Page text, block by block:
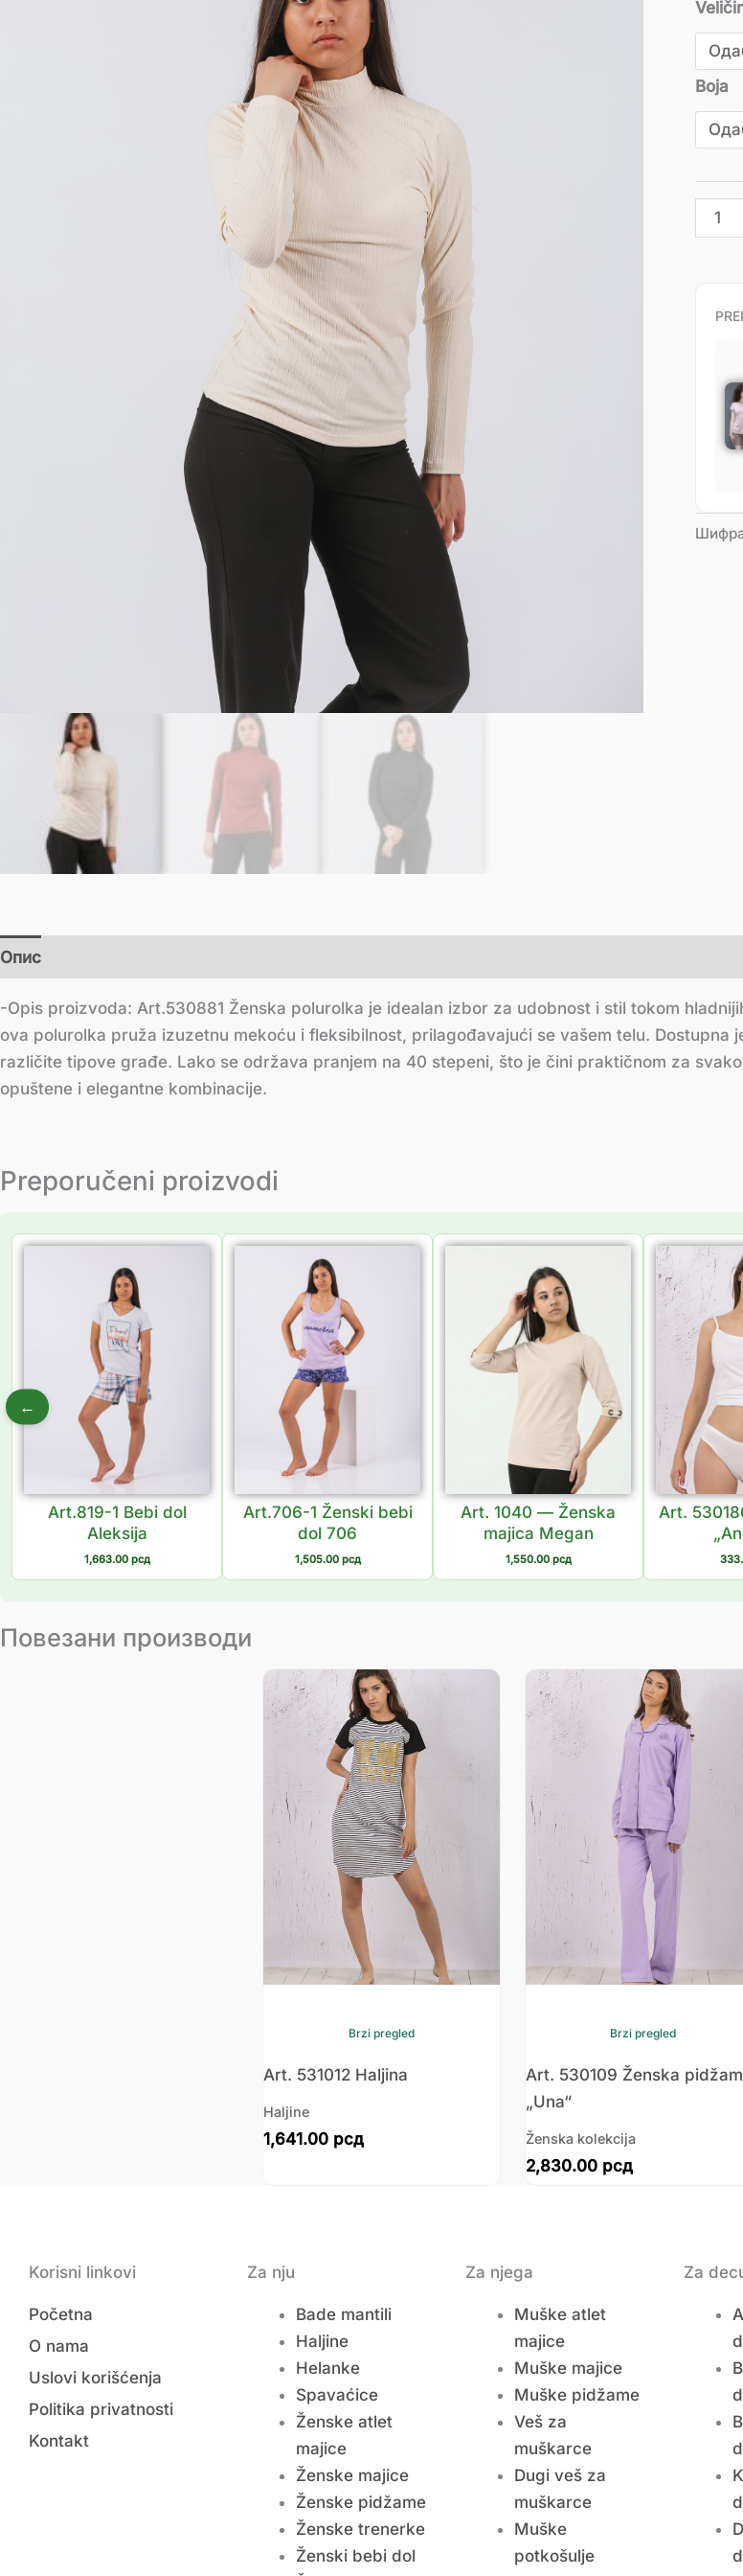
Boja
Опис
-Opis proizvoda: Art.530881 Ženska polurolka je idealan izbor za udobnost i stil tokom
ova polurolka pruža izuzetnu mekoću i fleksibilnost, prilagođavajući se vašem telu. Dostupna
različite tipove građe. Lako se održava pranjem na 40 stepeni, što je čini praktičnom za
opuštene i elegantne kombinacije.
Preporučeni proizvodi
←
Art.819-1 Bebi dol
Aleksija
1,663.00 рсд
Art.706-1 Ženski bebi
dol 706
1,505.00 рсд
Art. 1040 — Ženska
majica Megan
1,550.00 рсд
Art.
Повезани производи
Brzi pregled
Art. 531012 Haljina
Haljine
1,641.00 рсд
Brzi pregled
Art. 530109 Ženska
„Una“
Ženska kolekcija
2,830.00 рсд
Korisni linkovi
Početna
O nama
Uslovi korišćenja
Politika privatnosti
Kontakt
Za nju
Bade mantili
Haljine
Helanke
Spavaćice
Ženske atlet
majice
Ženske majice
Ženske pidžame
Ženske trenerke
Ženski bebi dol
Za njega
Muške atlet
majice
Muške majice
Muške pidžame
Veš za
muškarce
Dugi veš za
muškarce
Muške
potkošulje
Za